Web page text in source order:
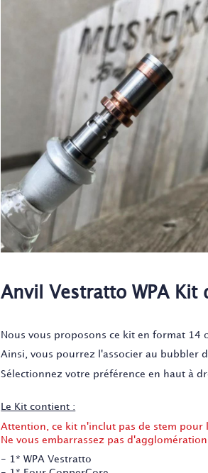
Anvil Vestratto WPA
Nous vous proposons ce kit en format 14
Ainsi, vous pourrez l'associer au bubbler
Sélectionnez votre préférence en haut à
Le Kit contient :
Attention, ce kit n'inclut pas de stem pour
Ne vous embarrassez pas
- 1* WPA Vestratto